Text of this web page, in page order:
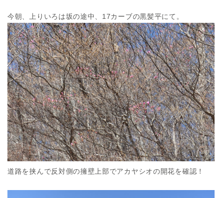
今朝、上りいろは坂の途中、17カーブの黒髪平にて。
道路を挟んで反対側の擁壁上部でアカヤシオの開花を確認！